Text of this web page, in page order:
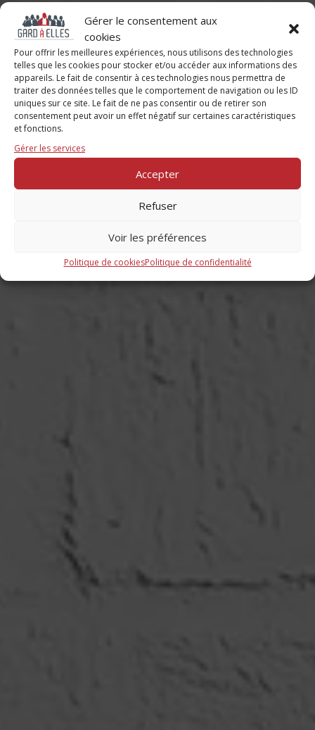
Gérer le consentement aux
cookies
Pour offrir les meilleures expériences, nous utilisons des technologies
telles que les cookies pour stocker et/ou accéder aux informations des
appareils. Le fait de consentir à ces technologies nous permettra de
traiter des données telles que le comportement de navigation ou les ID
uniques sur ce site. Le fait de ne pas consentir ou de retirer son
consentement peut avoir un effet négatif sur certaines caractéristiques
et fonctions.
Gérer les services
Accepter
Refuser
Voir les préférences
Politique de cookiesPolitique de confidentialité
LE RÉSEAU PROFESSIONNEL
AU FÉMININ
Tu veux découvrir Gard A Elles
Tu veux t'inscrire aux soirées